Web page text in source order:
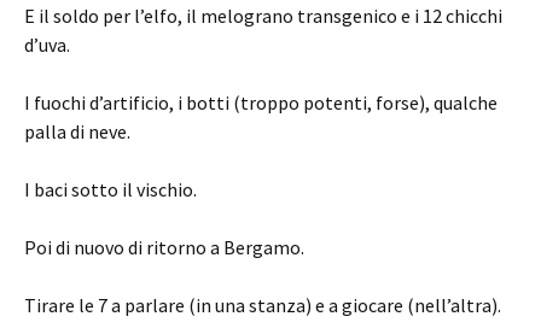
E il soldo per l’elfo, il melograno transgenico e i 12 chicchi
d’uva.
I fuochi d’artificio, i botti (troppo potenti, forse), qualche
palla di neve.
I baci sotto il vischio.
Poi di nuovo di ritorno a Bergamo.
Tirare le 7 a parlare (in una stanza) e a giocare (nell’altra).